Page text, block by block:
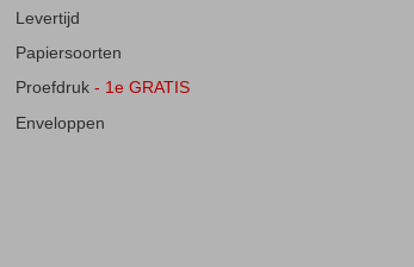
Levertijd
Papiersoorten
Proefdruk- 1e GRATIS
Enveloppen